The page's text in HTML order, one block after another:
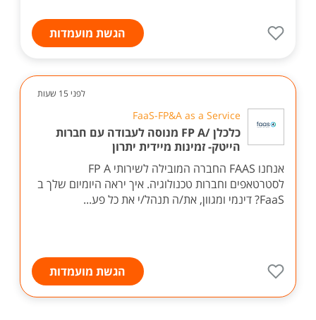
הגשת מועמדות
לפני 15 שעות
FaaS-FP&A as a Service
כלכלן /FP A מנוסה לעבודה עם חברות
הייטק- זמינות מיידית יתרון
אנחנו FAAS החברה המובילה לשירותי FP A
לסטרטאפים וחברות טכנולוגיה. איך יראה היומיום שלך ב
FaaS? דינמי ומגוון, את/ה תנהל/י את כל פע...
הגשת מועמדות